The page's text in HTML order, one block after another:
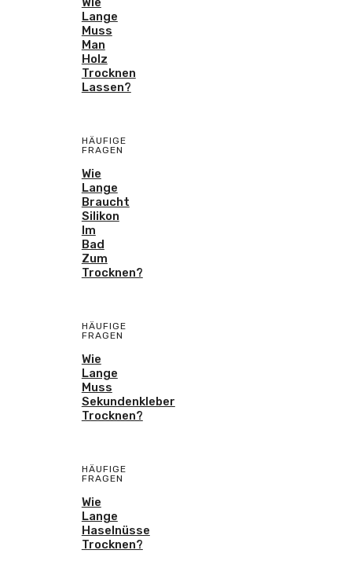
Lange
Muss
Man
Holz
Trocknen
Lassen?
HÄUFIGE
FRAGEN
Wie
Lange
Braucht
Silikon
Im
Bad
Zum
Trocknen?
HÄUFIGE
FRAGEN
Wie
Lange
Muss
Sekundenkleber
Trocknen?
HÄUFIGE
FRAGEN
Wie
Lange
Haselnüsse
Trocknen?